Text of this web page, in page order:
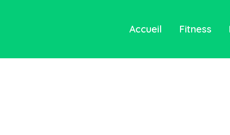
Accueil Fitness